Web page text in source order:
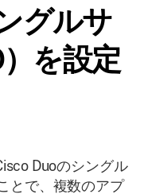
グルサ
を設定
Duoのシングル
とで、複数のアプ